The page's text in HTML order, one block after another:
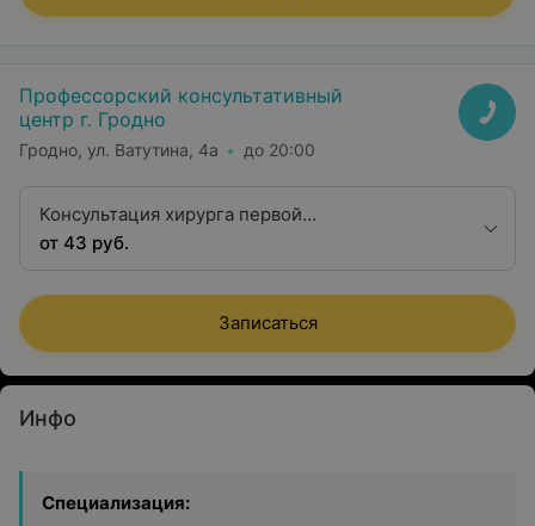
Профессорский консультативный
центр г. Гродно
Гродно, ул. Ватутина, 4а до 20:00
Консультация хирурга первой
квалификационной категории
от 43 руб.
Записаться
Инфо
Специализация: